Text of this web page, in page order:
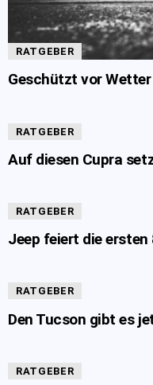
RATGEBER
Geschützt vor
RATGEBER
Auf diesen Cupra
RATGEBER
Jeep feiert die ersten
RATGEBER
Den Tucson gibt es
RATGEBER